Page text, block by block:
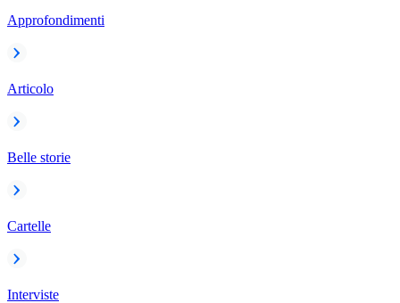
Approfondimenti
Articolo
Belle storie
Cartelle
Interviste